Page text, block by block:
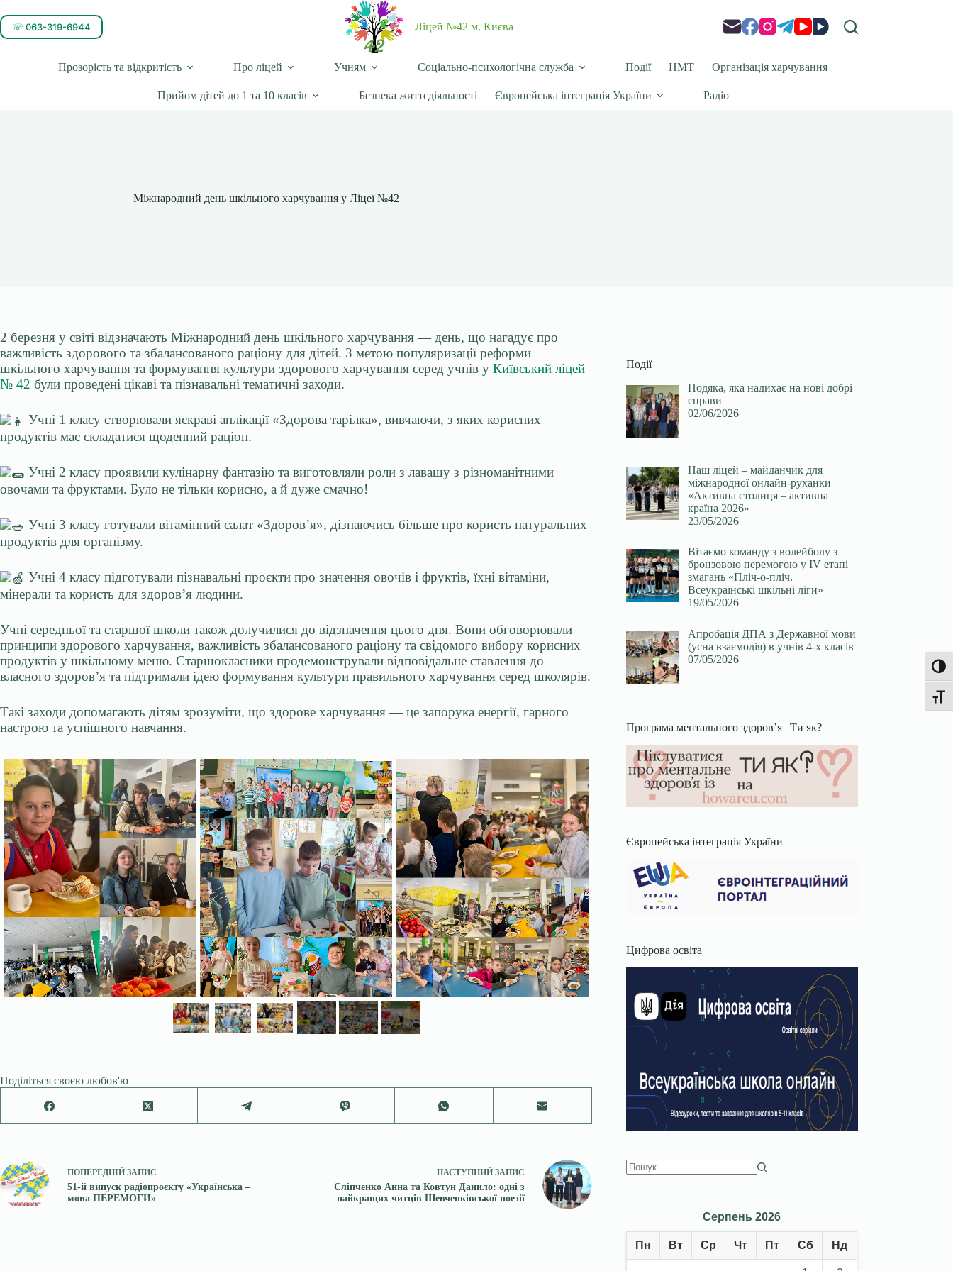
☏ 063-319-6944 Ліцей №42 м. Києва
Прозорість та відкритість Про ліцей Учням Соціально-психологічна служба Події НМТ Організація харчування
Прийом дітей до 1 та 10 класів Безпека життєдіяльності Європейська інтеграція України Радіо
Міжнародний день шкільного харчування у Ліцеї №42
2 березня у світі відзначають Міжнародний день шкільного харчування — день, що нагадує про
важливість здорового та збалансованого раціону для дітей. З метою популяризації реформи
шкільного харчування та формування культури здорового харчування серед учнів у Київський ліцей
№ 42 були проведені цікаві та пізнавальні тематичні заходи.
Учні 1 класу створювали яскраві аплікації «Здорова тарілка», вивчаючи, з яких корисних
продуктів має складатися щоденний раціон.
Учні 2 класу проявили кулінарну фантазію та виготовляли роли з лавашу з різноманітними
овочами та фруктами. Було не тільки корисно, а й дуже смачно!
Учні 3 класу готували вітамінний салат «Здоров’я», дізнаючись більше про користь натуральних
продуктів для організму.
Учні 4 класу підготували пізнавальні проєкти про значення овочів і фруктів, їхні вітаміни,
мінерали та користь для здоров’я людини.
Учні середньої та старшої школи також долучилися до відзначення цього дня. Вони обговорювали
принципи здорового харчування, важливість збалансованого раціону та свідомого вибору корисних
продуктів у шкільному меню. Старшокласники продемонстрували відповідальне ставлення до
власного здоров’я та підтримали ідею формування культури правильного харчування серед школярів.
Такі заходи допомагають дітям зрозуміти, що здорове харчування — це запорука енергії, гарного
настрою та успішного навчання.
Поділіться своєю любов'ю
ПОПЕРЕДНІЙ ЗАПИС
51-й випуск радіопроєкту «Українська –
мова ПЕРЕМОГИ»
НАСТУПНИЙ ЗАПИС
Сліпченко Анна та Ковтун Данило: одні з
найкращих читців Шевченківської поезії
Події
Подяка, яка надихає на нові добрі
справи
02/06/2026
Наш ліцей – майданчик для
міжнародної онлайн-руханки
«Активна столиця – активна
країна 2026»
23/05/2026
Вітаємо команду з волейболу з
бронзовою перемогою у ІV етапі
змагань «Пліч-о-пліч.
Всеукраїнські шкільні ліги»
19/05/2026
Апробація ДПА з Державної мови
(усна взаємодія) в учнів 4-х класів
07/05/2026
Програма ментального здоров’я | Ти як?
Європейська інтеграція України
Цифрова освіта
Серпень 2026
Пн Вт Ср Чт Пт Сб Нд